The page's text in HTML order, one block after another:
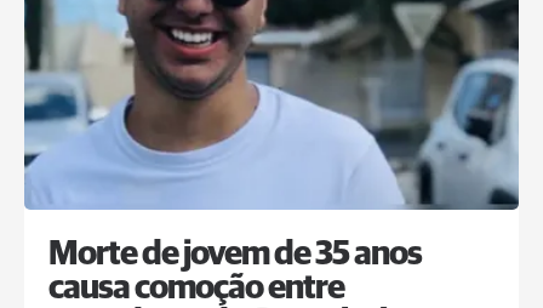
Morte de jovem de 35 anos
causa comoção entre